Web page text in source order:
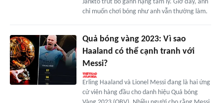
Jankto trút bỏ gánh nặng tâm lý. Giờ đây, anh
chỉ muốn chơi bóng như anh vẫn thường làm.
Quả bóng vàng 2023: Vì sao
Haaland có thể cạnh tranh với
Messi?
Erling Haaland và Lionel Messi đang là hai ứng
cử viên hàng đầu cho danh hiệu Quả bóng